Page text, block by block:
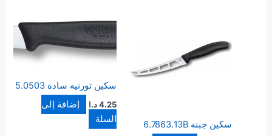
سكين جبنه 6.7863.13B
سكين تورنيه سادة 5.0503
4.25د.ا
إضافة إلى
السلة